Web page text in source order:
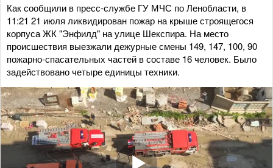
Как сообщили в пресс-службе ГУ МЧС по Ленобласти, в
11:21 21 июля ликвидирован пожар на крыше строящегося
корпуса ЖК "Энфилд" на улице Шекспира. На место
происшествия выезжали дежурные смены 149, 147, 100, 90
пожарно-спасательных частей в составе 16 человек. Было
задействовано четыре единицы техники.